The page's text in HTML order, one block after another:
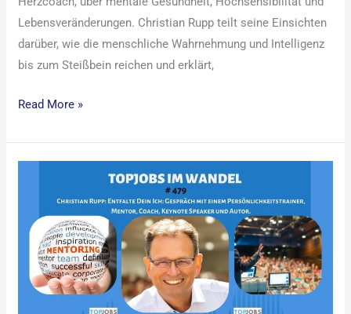
Lebensveränderungen. Christian Rupp teilt seine Einsichten
darüber, wie die menschliche Wahrnehmung und Intelligenz
bis zum Steißbein reichen und erklärt,
Read More »
Entfalte
dein